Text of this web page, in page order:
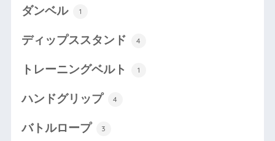
ダンベル 1
ディップススタンド 4
トレーニングベルト 1
ハンドグリップ 4
バトルロープ 3